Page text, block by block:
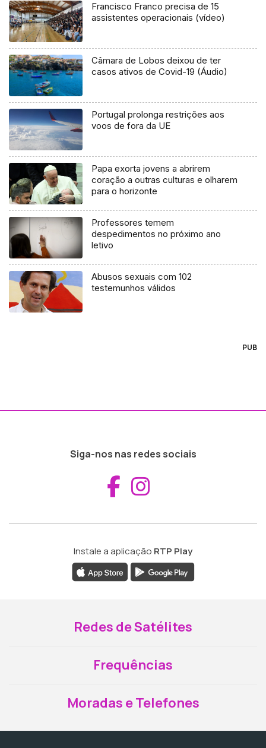
Francisco Franco precisa de 15
assistentes operacionais (vídeo)
Câmara de Lobos deixou de ter
casos ativos de Covid-19 (Áudio)
Portugal prolonga restrições aos
voos de fora da UE
Papa exorta jovens a abrirem
coração a outras culturas e olharem
para o horizonte
Professores temem
despedimentos no próximo ano
letivo
Abusos sexuais com 102
testemunhos válidos
PUB
Siga-nos nas redes sociais
Aceder ao
Instale a aplicação RTP Play
Redes de Satélites
Frequências
Moradas e Telefones